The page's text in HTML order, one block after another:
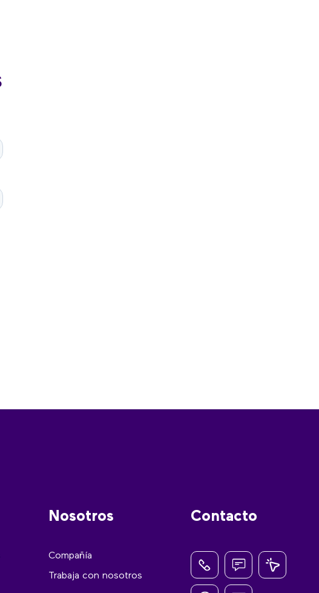
Nosotros
Compañía
Trabaja con nosotros
Contacto